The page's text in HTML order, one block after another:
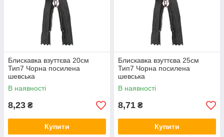
Блискавка взуттєва 20см
Тип7 Чорна посилена
шевська
В наявності
8,23 ₴
Купити
Блискавка взуттєва 25см
Тип7 Чорна посилена
шевська
В наявності
8,71 ₴
Купити